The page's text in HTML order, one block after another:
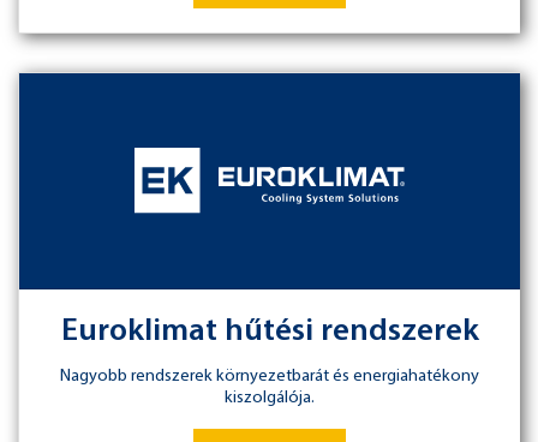
Euroklimat hűtési rendszerek
Nagyobb rendszerek környezetbarát és energiahatékony
kiszolgálója.